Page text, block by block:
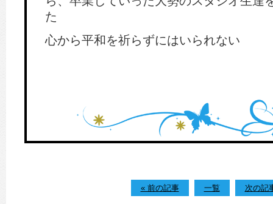
た
心から平和を祈らずにはいられない
« 前の記事 一覧 次の記